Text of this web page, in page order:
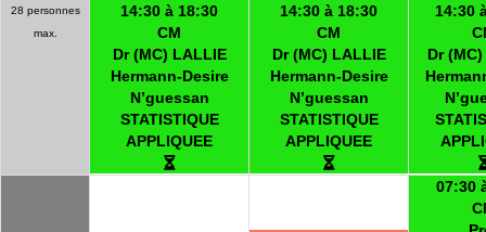
28 personnes
max.
14:30 à 18:30
CM
Dr (MC) LALLIE
Hermann-Desire
N’guessan
STATISTIQUE
APPLIQUEE
14:30 à 18:30
CM
Dr (MC) LALLIE
Hermann-Desire
N’guessan
STATISTIQUE
APPLIQUEE
14:30
Dr
07:30